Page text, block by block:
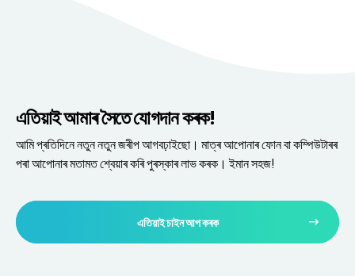
এতিয়াই আমাৰ সৈতে যোগদান কৰক!
আমি প্ৰতিদিনে নতুন নতুন জৰীপ আগবঢ়াইছো। মাত্ৰ আপোনাৰ ফোন বা কম্পিউটাৰৰ
পৰা আপোনাৰ মতামত শ্বেয়াৰ কৰি পুৰস্কাৰ লাভ কৰক। ইমান সহজ!
এতিয়াই চাইন আপ কৰক